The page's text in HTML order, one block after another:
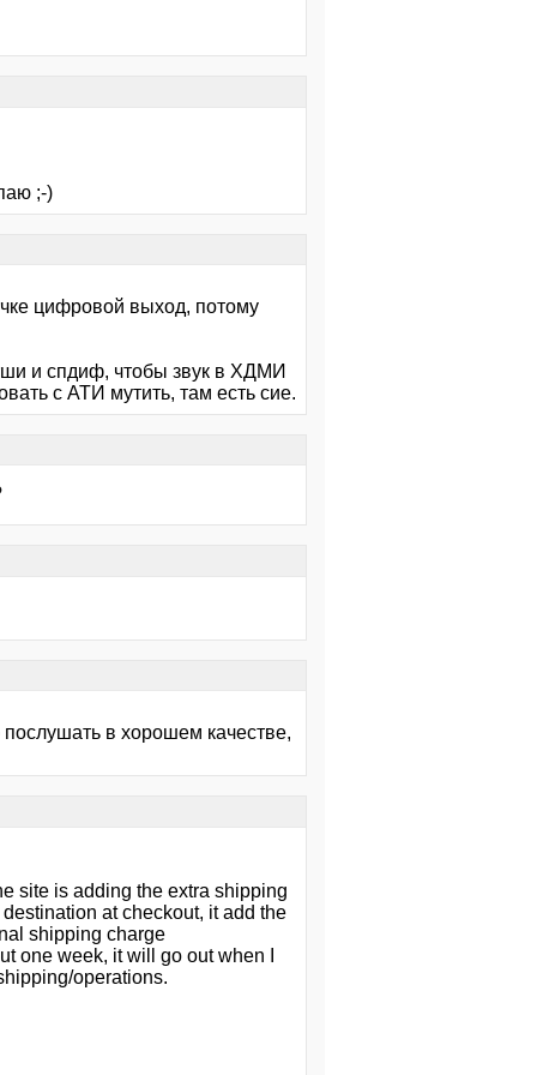
;-)
цифровой выход, потому
и спдиф, чтобы звук в ХДМИ
с АТИ мутить, там есть сие.
в хорошем качестве,
site is adding the extra shipping
at checkout, it add the
shipping charge
one week, it will go out when I
operations.